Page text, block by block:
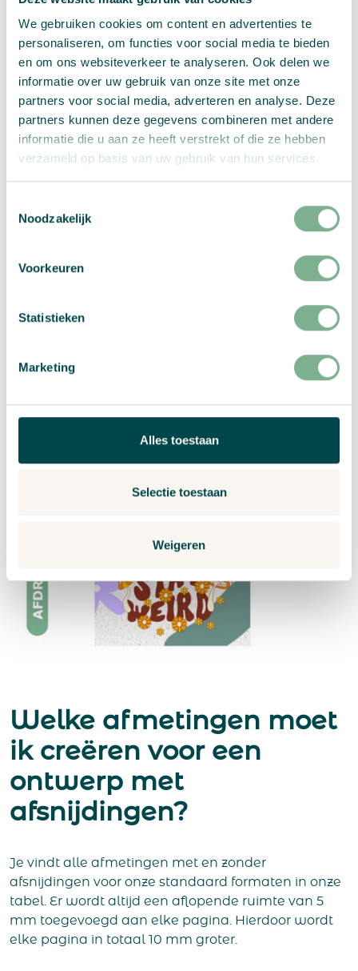
We gebruiken cookies om content en advertenties te
personaliseren, om functies voor social media te bieden
en om ons websiteverkeer te analyseren. Ook delen we
informatie over uw gebruik van onze site met onze
partners voor social media, adverteren en analyse. Deze
partners kunnen deze gegevens combineren met andere
informatie die u aan ze heeft verstrekt of die ze hebben
verzameld op basis van uw gebruik van hun services.
Noodzakelijk
Voorkeuren
Statistieken
Marketing
Alles toestaan
Selectie toestaan
Weigeren
Plaats nu alle elementen van je ontwerp die niet
mm van de snijlijn.
Welke afmetingen moet
ik creëren voor een
ontwerp met
afsnijdingen?
Je vindt alle afmetingen met en zonder
afsnijdingen voor onze standaard formaten in onze
tabel. Er wordt altijd een aflopende ruimte van 5
mm toegevoegd aan elke pagina. Hierdoor wordt
elke pagina in totaal 10 mm groter.